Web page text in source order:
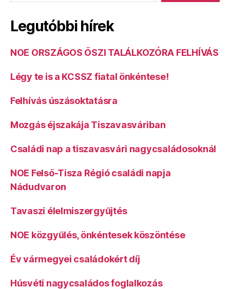
Legutóbbi hírek
NOE ORSZÁGOS ŐSZI TALÁLKOZÓRA FELHÍVÁS
Légy te is a KCSSZ fiatal önkéntese!
Felhívás úszásoktatásra
Mozgás éjszakája Tiszavasváriban
Családi nap a tiszavasvári nagycsaládosoknál
NOE Felső-Tisza Régió családi napja
Nádudvaron
Tavaszi élelmiszergyűjtés
NOE közgyűlés, önkéntesek köszöntése
Év vármegyei családokért díj
Húsvéti nagycsaládos foglalkozás